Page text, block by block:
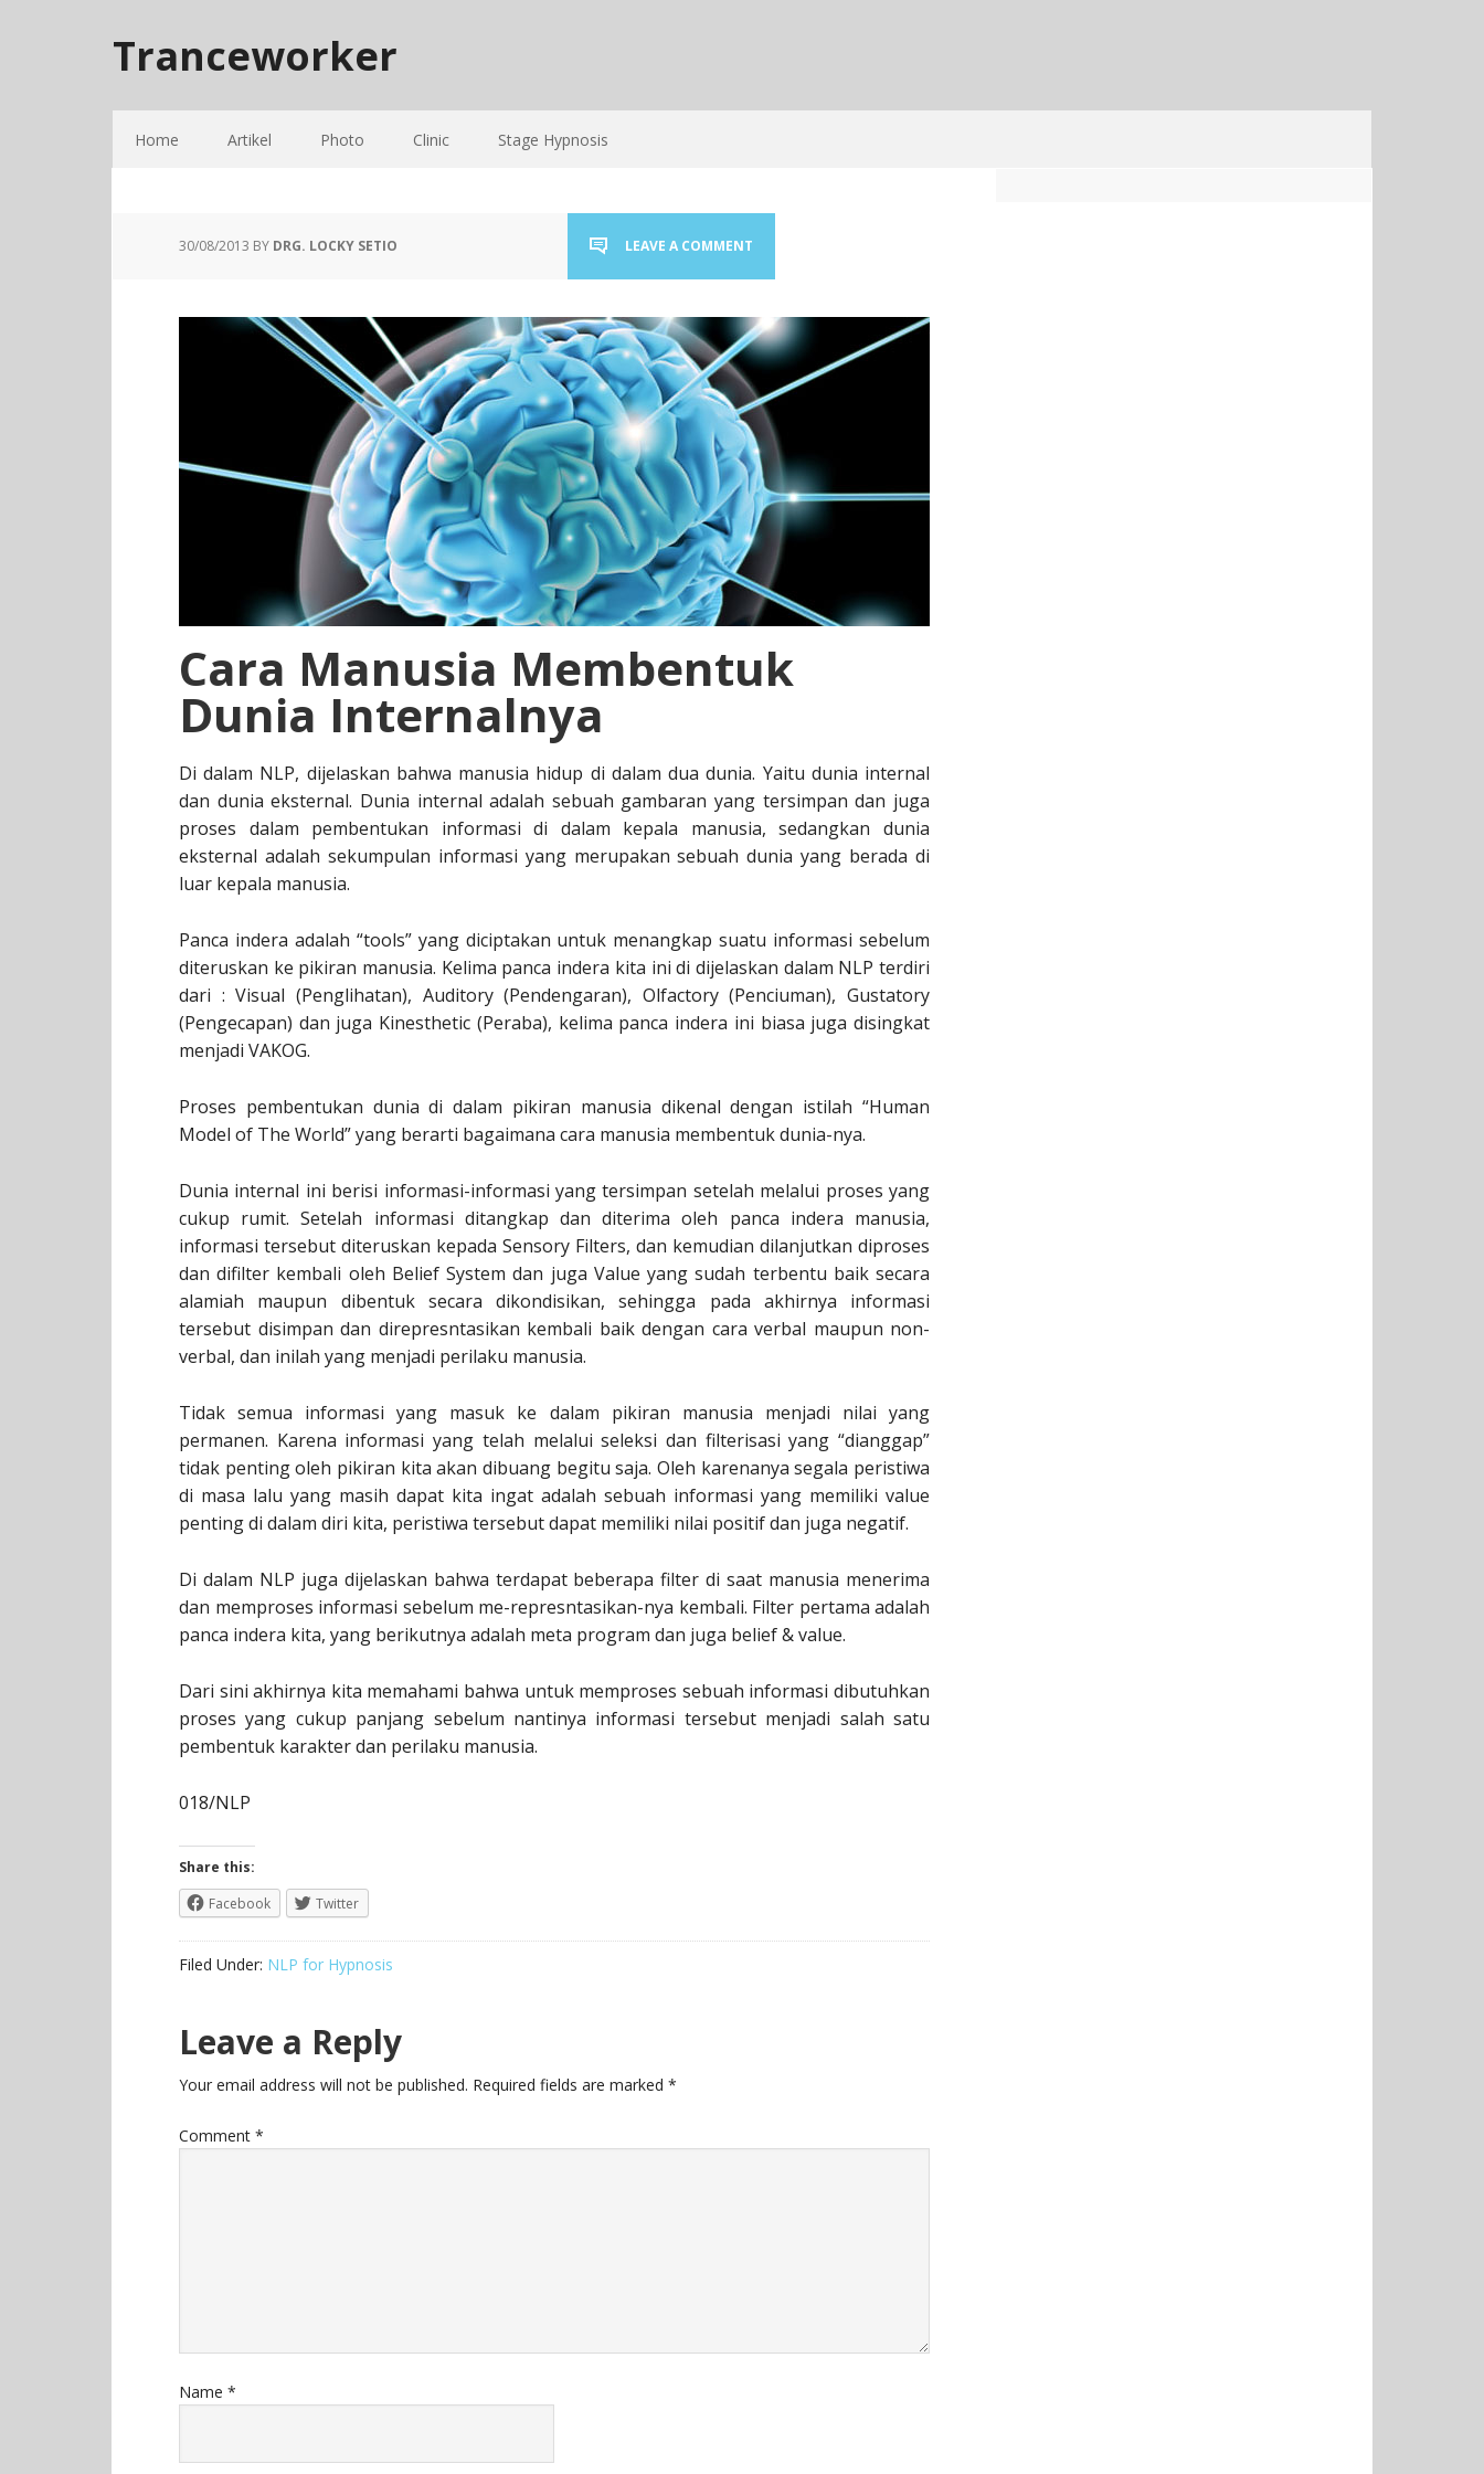
Tranceworker
Home Artikel Photo Clinic Stage Hypnosis
30/08/2013 BY DRG. LOCKY SETIO LEAVE A COMMENT
Cara Manusia Membentuk
Dunia Internalnya
Di dalam NLP, dijelaskan bahwa manusia hidup di dalam dua dunia. Yaitu dunia internal
dan dunia eksternal. Dunia internal adalah sebuah gambaran yang tersimpan dan juga
proses dalam pembentukan informasi di dalam kepala manusia, sedangkan dunia
eksternal adalah sekumpulan informasi yang merupakan sebuah dunia yang berada di
luar kepala manusia.
Panca indera adalah “tools” yang diciptakan untuk menangkap suatu informasi sebelum
diteruskan ke pikiran manusia. Kelima panca indera kita ini di dijelaskan dalam NLP terdiri
dari : Visual (Penglihatan), Auditory (Pendengaran), Olfactory (Penciuman), Gustatory
(Pengecapan) dan juga Kinesthetic (Peraba), kelima panca indera ini biasa juga disingkat
menjadi VAKOG.
Proses pembentukan dunia di dalam pikiran manusia dikenal dengan istilah “Human
Model of The World” yang berarti bagaimana cara manusia membentuk dunia-nya.
Dunia internal ini berisi informasi-informasi yang tersimpan setelah melalui proses yang
cukup rumit. Setelah informasi ditangkap dan diterima oleh panca indera manusia,
informasi tersebut diteruskan kepada Sensory Filters, dan kemudian dilanjutkan diproses
dan difilter kembali oleh Belief System dan juga Value yang sudah terbentu baik secara
alamiah maupun dibentuk secara dikondisikan, sehingga pada akhirnya informasi
tersebut disimpan dan direpresntasikan kembali baik dengan cara verbal maupun non-
verbal, dan inilah yang menjadi perilaku manusia.
Tidak semua informasi yang masuk ke dalam pikiran manusia menjadi nilai yang
permanen. Karena informasi yang telah melalui seleksi dan filterisasi yang “dianggap”
tidak penting oleh pikiran kita akan dibuang begitu saja. Oleh karenanya segala peristiwa
di masa lalu yang masih dapat kita ingat adalah sebuah informasi yang memiliki value
penting di dalam diri kita, peristiwa tersebut dapat memiliki nilai positif dan juga negatif.
Di dalam NLP juga dijelaskan bahwa terdapat beberapa filter di saat manusia menerima
dan memproses informasi sebelum me-represntasikan-nya kembali. Filter pertama adalah
panca indera kita, yang berikutnya adalah meta program dan juga belief & value.
Dari sini akhirnya kita memahami bahwa untuk memproses sebuah informasi dibutuhkan
proses yang cukup panjang sebelum nantinya informasi tersebut menjadi salah satu
pembentuk karakter dan perilaku manusia.
018/NLP
Share this:
Facebook
Twitter
Filed Under: NLP for Hypnosis
Leave a Reply
Your email address will not be published. Required fields are marked *
Comment *
Name *